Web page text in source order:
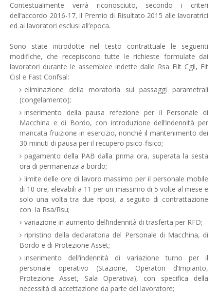
Contestualmente verrà riconosciuto, secondo i criteri
dell’accordo 2016-17, il Premio di Risultato 2015 alle lavoratrici
ed ai lavoratori esclusi all’epoca.
Sono state introdotte nel testo contrattuale le seguenti
modifiche, che recepiscono tutte le richieste formulate dai
lavoratori durante le assemblee indette dalle Rsa Filt Cgil, Fit
Cisl e Fast Confsal:
eliminazione della moratoria sui passaggi parametrali
(congelamento);
inserimento della pausa refezione per il Personale di
Macchina e di Bordo, con introduzione dell’indennità per
mancata fruizione in esercizio, nonché il mantenimento dei
30 minuti di pausa per il recupero psico-fisico;
pagamento della PAB dalla prima ora, superata la sesta
ora di permanenza a bordo;
limite delle ore di lavoro massimo per il personale mobile
di 10 ore, elevabili a 11 per un massimo di 5 volte al mese e
solo una volta tra due riposi, a seguito di contrattazione
con la Rsa/Rsu;
variazione in aumento dell’indennità di trasferta per RFD;
ripristino della declaratoria del Personale di Macchina, di
Bordo e di Protezione Asset;
inserimento dell’indennità di variazione turno per il
personale operativo (Stazione, Operatori d’Impianto,
Protezione Asset, Sala Operativa), con specifica della
necessità di accettazione da parte del lavoratore;